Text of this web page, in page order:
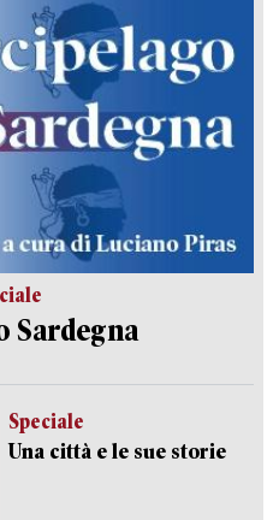
Sardegna
Speciale
Una città e le sue storie